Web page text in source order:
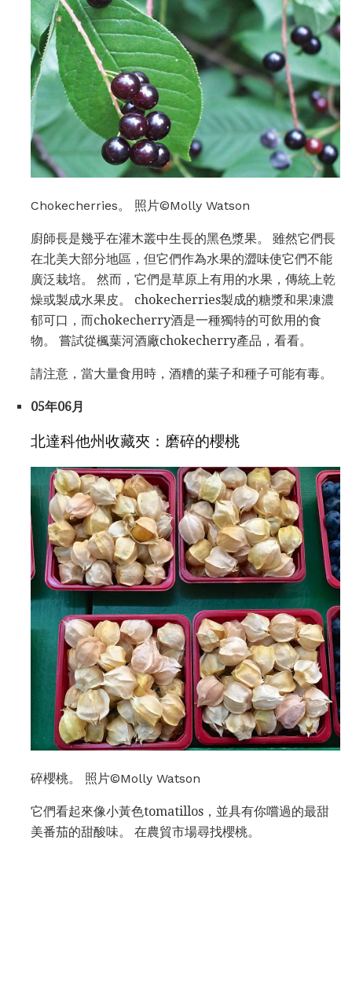
Chokecherries。 照片©Molly Watson
廚師長是幾乎在灌木叢中生長的黑色漿果。 雖然它們長
在北美大部分地區，但它們作為水果的澀味使它們不能
廣泛栽培。 然而，它們是草原上有用的水果，傳統上乾
燥或製成水果皮。 chokecherries製成的糖漿和果凍濃
郁可口，而chokecherry酒是一種獨特的可飲用的食
物。 嘗試從楓葉河酒廠chokecherry產品，看看。
請注意，當大量食用時，酒糟的葉子和種子可能有毒。
05年06月
北達科他州收藏夾：磨碎的櫻桃
碎櫻桃。 照片©Molly Watson
它們看起來像小黃色tomatillos，並具有你嚐過的最甜
美番茄的甜酸味。 在農貿市場尋找櫻桃。